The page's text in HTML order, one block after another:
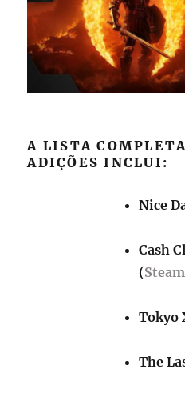
A LISTA
ADIÇÕES INCLUI:
Nice
Cash
(Steam
Tokyo
The